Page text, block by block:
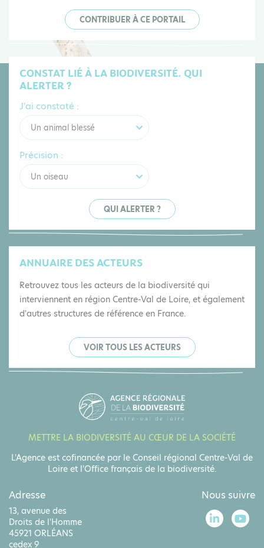
CONTRIBUER À CE PORTAIL
CONSTAT LIÉ À LA BIODIVERSITÉ. QUI
ALERTER ?
J'ai constaté :
Un animal blessé
Précision :
Un oiseau
QUI ALERTER ?
ANNUAIRE DES ACTEURS
Retrouvez tous les acteurs de la biodiversité qui
interviennent en région Centre-Val de Loire, et également
d'autres structures de référence en France.
VOIR TOUS LES ACTEURS
Adresse
13, avenue des
Droits de l'Homme
45921 ORLÉANS
cedex 9
Nous suivre
METTRE LA BIODIVERSITÉ AU CŒUR DE LA SOCIÉTÉ
L'Agence est cofinancée par le Conseil régional Centre-Val de
Loire et l'Office français de la biodiversité.